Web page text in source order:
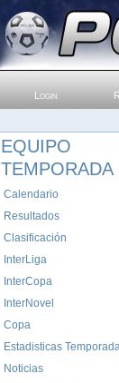
Login
EQUIPO
TEMPORADA
Calendario
Resultados
Clasificación
InterLiga
InterCopa
InterNovel
Copa
Estadisticas
Noticias